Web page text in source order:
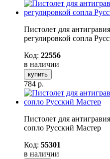
Пистолет для
регулировкой сопла
Код: 22556
в наличии
купить
784 р.
Пистолет для
сопло Русский Мастер
Код: 55301
в наличии